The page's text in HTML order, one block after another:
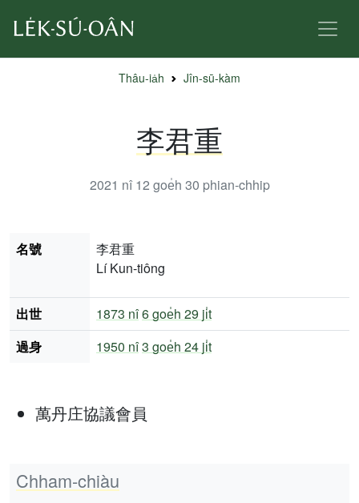
Thâu-ia̍h Jîn-sū-kàm
李君重
2021 nî 12 goe̍h 30 phian-chhip
萬丹庄協議會員
Chham-chiàu
名號
李君重
Lí Kun-tiông
出世 1873 nî6 goe̍h 29 ji̍t
過身
1950 nî3 goe̍h 24 ji̍t